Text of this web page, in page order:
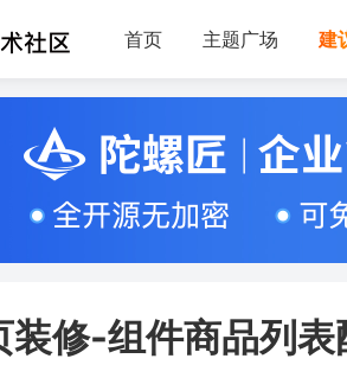
首页 主题广场 建
装修-组件商品列表